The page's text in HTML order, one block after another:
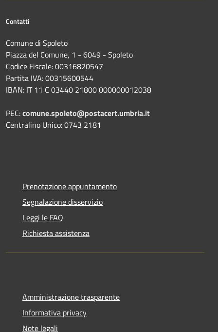
Contatti
Comune di Spoleto
Piazza del Comune, 1 - 6049 - Spoleto
Codice Fiscale: 00316820547
Partita IVA: 00315600544
IBAN: IT 11 C 03440 21800 000000012038
PEC:comune.spoleto@postacert.umbria.it
Centralino Unico: 0743 2181
Prenotazione appuntamento
Segnalazione disservizio
Leggi le FAQ
Richiesta assistenza
Amministrazione trasparente
Informativa privacy
Note legali